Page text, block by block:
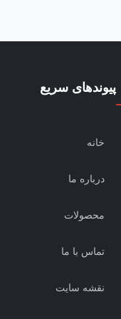
پیوندهای سریع
خانه
درباره ما
محصولات
تماس با ما
نقشه سایت